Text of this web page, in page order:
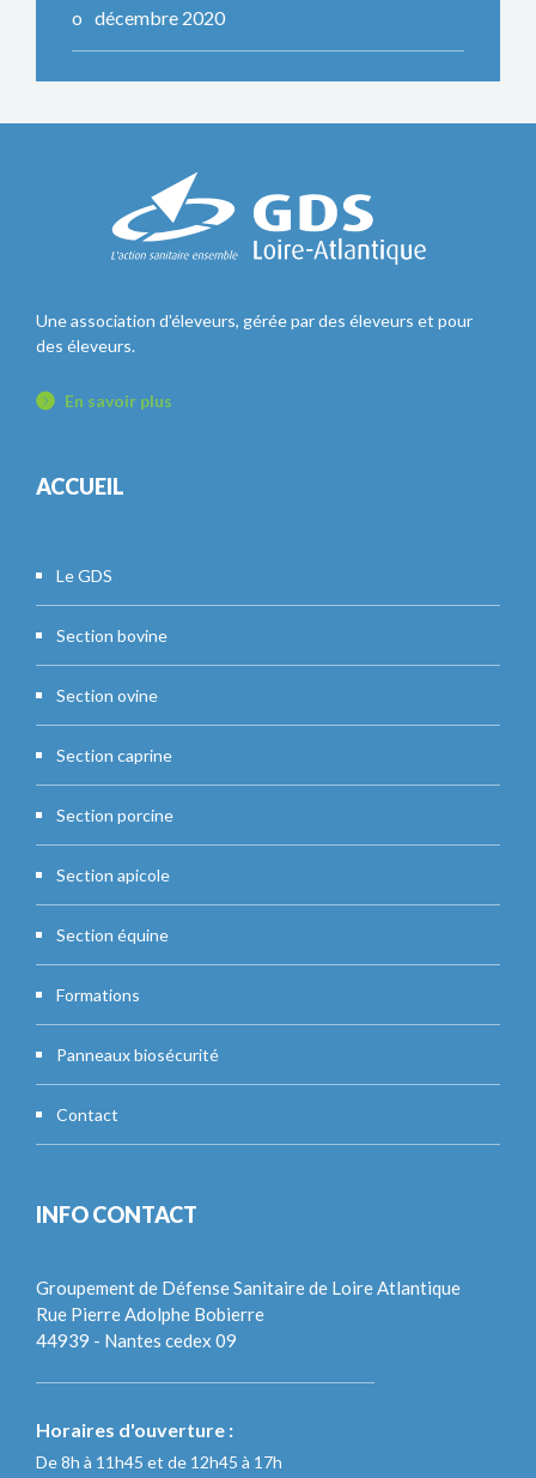
décembre 2020
Une association d'éleveurs, gérée par des éleveurs et pour
des éleveurs.
En savoir plus
ACCUEIL
Le GDS
Section bovine
Section ovine
Section caprine
Section porcine
Section apicole
Section équine
Formations
Panneaux biosécurité
Contact
INFO CONTACT
Groupement de Défense Sanitaire de Loire Atlantique
Rue Pierre Adolphe Bobierre
44939 - Nantes cedex 09
Horaires d'ouverture :
De 8h à 11h45 et de 12h45 à 17h